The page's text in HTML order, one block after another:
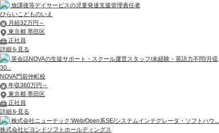
放課後等デイサービスの児童発達支援管理責任者
ひらいこどものいえ
月給32万円～
東京都 墨田区
正社員
詳細を見る
英会話NOVAの生徒サポート・スクール運営スタッフ/未経験・英語力不問/月収
30...
NOVA門前仲町校
年収360万円～
東京都 墨田区
正社員
詳細を見る
株式会社ニューテック:Web/Open系SE/システムインテグレータ・ソフトハウ...
株式会社ビヨンドソフトホールディングス